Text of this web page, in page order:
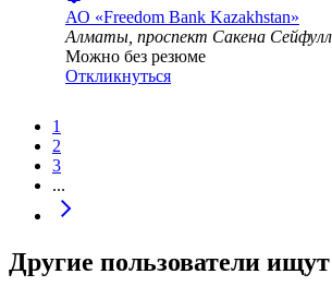
АО «Freedom Bank Kazakhstan»
Алматы, проспект Сакена
Можно без резюме
Откликнуться
1
2
3
...
Другие пользователи ищут